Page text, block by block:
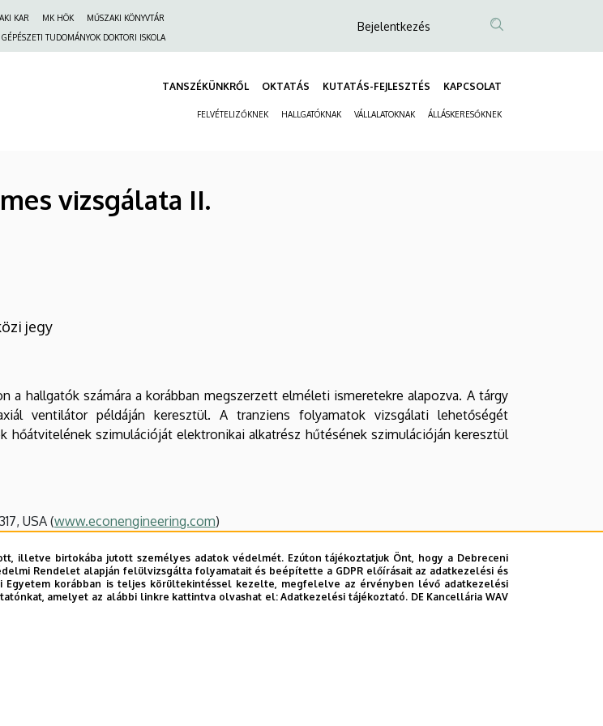
KAR MK HÖK
MŰSZAKI KÖNYVTÁR
TUDOMÁNYOK DOKTORI ISKOLA
Anonim
Felhasználói
menüje
Bejelentkezés
TANSZÉKÜNKRŐL OKTATÁS KUTATÁS-FEJLESZTÉS KAPCSOLAT
FELVÉTELIZŐKNEK HALLGATÓKNAK VÁLLALATOKNAK ÁLLÁSKERESŐKNEK
vizsgálata II.
jegy
hallgatók számára a korábban megszerzett elméleti ismeretekre alapozva. A tárgy
ventilátor példáján keresztül. A tranziens folyamatok vizsgálati lehetőségét
szimulációját elektronikai alkatrész hűtésének szimulációján keresztül
USA (www.econengineering.com)
(elektronikus jegyzet)
(elektronikus jegyzet)
2004.
2011.
illetve birtokába jutott személyes adatok védelmét. Ezúton tájékoztatjuk Önt, hogy a Debreceni
Rendelet alapján felülvizsgálta folyamatait és beépítette a GDPR előírásait az adatkezelési és
Egyetem korábban is teljes körültekintéssel kezelte, megfelelve az érvényben lévő adatkezelési
amelyet az alábbi linkre kattintva olvashat el:Adatkezelési tájékoztató. DE Kancellária WAV